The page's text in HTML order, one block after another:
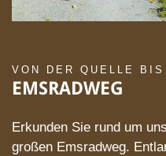
VON DER QUELLE BIS
EMSRADWEG
Erkunden Sie rund um
großen Emsradweg.